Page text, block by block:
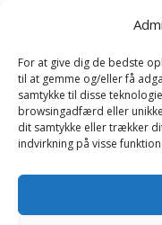
For at give dig de bedste
til at gemme og/eller få
samtykke til disse
browsingadfærd eller
dit samtykke eller trækker
indvirkning på visse
næste gang jeg
Relaterede